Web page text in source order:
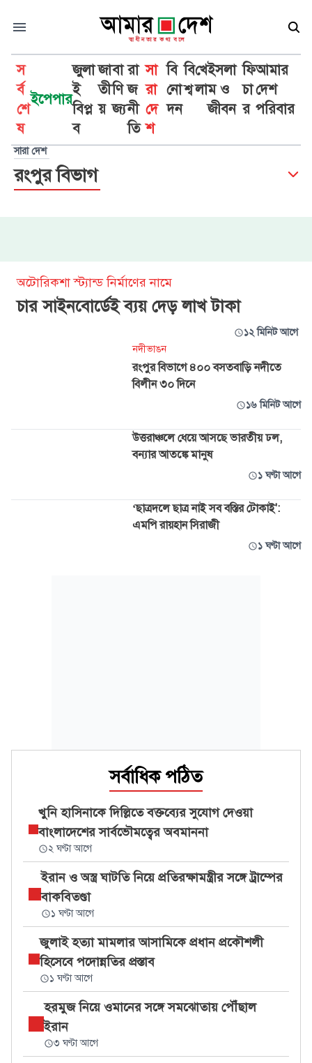
স
র্ব
শে
ষ
ইপেপার
জুলা
ই
বিপ্ল
ব
জা
তী
য়
বা
ণি
জ্য
রা
জ
নী
তি
সা
রা
দে
শ
বি
নো
দন
বি
শ্ব
খে
লা
ইসলা
ম ও
জীবন
ফি
চা
র
আমার
দেশ
পরিবার
সারা দেশ
রংপুর বিভাগ
অটোরিকশা স্ট্যান্ড নির্মাণের নামে
চার সাইনবোর্ডেই ব্যয় দেড় লাখ টাকা
১২ মিনিট আগে
নদীভাঙন
রংপুর বিভাগে ৪০০ বসতবাড়ি নদীতে
বিলীন ৩০ দিনে
১৬ মিনিট আগে
উত্তরাঞ্চলে ধেয়ে আসছে ভারতীয় ঢল,
বন্যার আতঙ্কে মানুষ
১ ঘণ্টা আগে
‘ছাত্রদলে ছাত্র নাই সব বস্তির টোকাই':
এমপি রায়হান সিরাজী
১ ঘণ্টা আগে
সর্বাধিক পঠিত
খুনি হাসিনাকে দিল্লিতে বক্তব্যের সুযোগ দেওয়া
বাংলাদেশের সার্বভৌমত্বের অবমাননা
২ ঘণ্টা আগে
ইরান ও অস্ত্র ঘাটতি নিয়ে প্রতিরক্ষামন্ত্রীর সঙ্গে ট্রাম্পের
বাকবিতণ্ডা
১ ঘণ্টা আগে
জুলাই হত্যা মামলার আসামিকে প্রধান প্রকৌশলী
হিসেবে পদোন্নতির প্রস্তাব
১ ঘণ্টা আগে
হরমুজ নিয়ে ওমানের সঙ্গে সমঝোতায় পৌঁছাল
ইরান
৩ ঘণ্টা আগে